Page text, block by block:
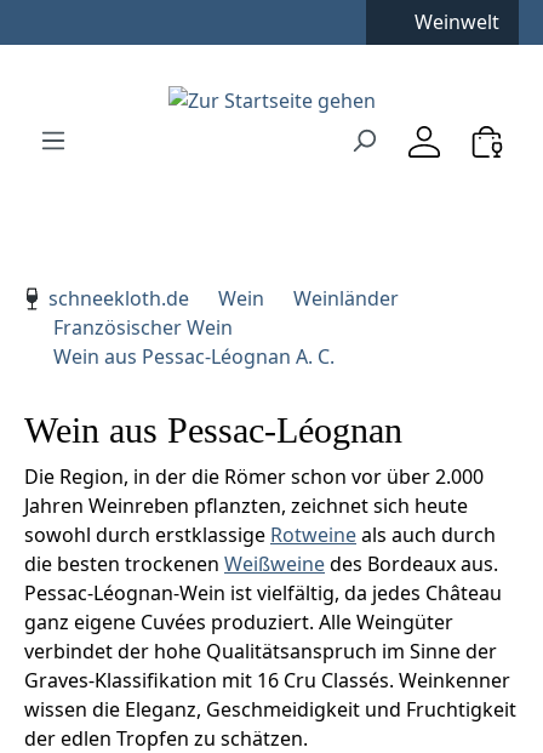
Zur Hauptnavigation springen
Weinwelt
schneekloth.de
Wein
Weinländer
Französischer Wein
Wein aus Pessac-Léognan A. C.
Wein aus Pessac-Léognan
Die Region, in der die Römer schon vor über 2.000
Jahren Weinreben pflanzten, zeichnet sich heute
sowohl durch erstklassige Rotweineals auch durch
die besten trockenen Weißweinedes Bordeaux aus.
Pessac-Léognan-Wein ist vielfältig, da jedes Château
ganz eigene Cuvées produziert. Alle Weingüter
verbindet der hohe Qualitätsanspruch im Sinne der
Graves-Klassifikation mit 16 Cru Classés. Weinkenner
wissen die Eleganz, Geschmeidigkeit und Fruchtigkeit
der edlen Tropfen zu schätzen.